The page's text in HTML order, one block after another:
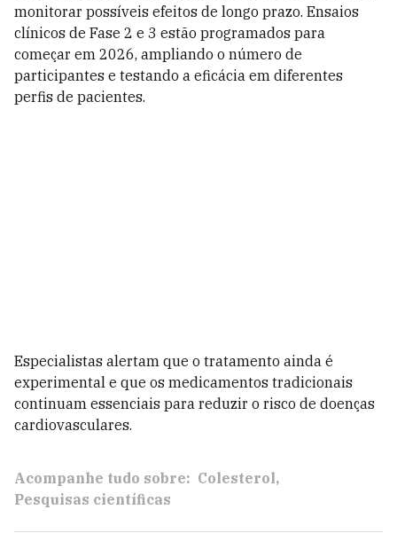
monitorar possíveis efeitos de longo prazo. Ensaios
clínicos de Fase 2 e 3 estão programados para
começar em 2026, ampliando o número de
participantes e testando a eficácia em diferentes
perfis de pacientes.
Especialistas alertam que o tratamento ainda é
experimental e que os medicamentos tradicionais
continuam essenciais para reduzir o risco de doenças
cardiovasculares.
Acompanhe tudo sobre: Colesterol
Pesquisas científicas